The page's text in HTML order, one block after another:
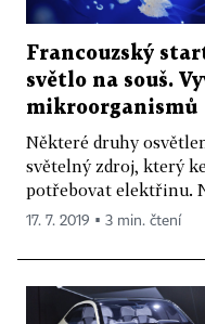
Francouzský
světlo na souš.
mikroorganismů
Některé druhy
světelný zdroj, který
potřebovat elektřinu.
17. 7. 2019 ▪ 3 min. čtení